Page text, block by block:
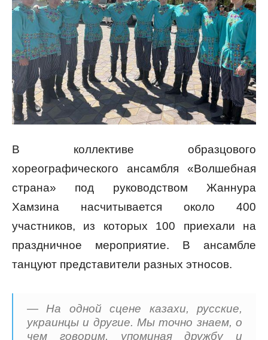
В коллективе образцового
хореографического ансамбля «Волшебная
страна» под руководством Жаннура
Хамзина насчитывается около 400
участников, из которых 100 приехали на
праздничное мероприятие. В ансамбле
танцуют представители разных этносов.
— На одной сцене казахи, русские,
украинцы и другие. Мы точно знаем, о
чем говорим, упоминая дружбу и